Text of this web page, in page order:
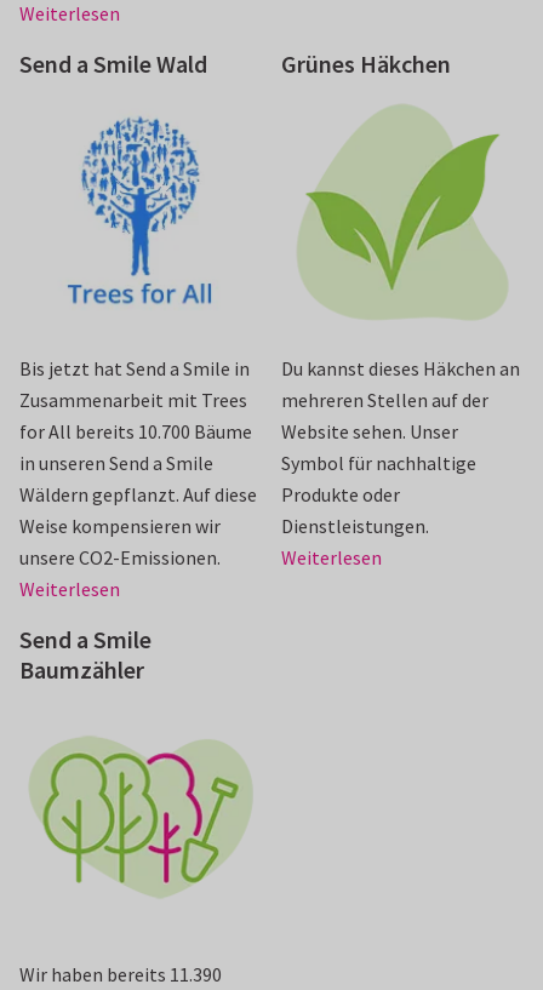
Weiterlesen
Send a Smile Wald
Bis jetzt hat Send a Smile in
Zusammenarbeit mit Trees
for All bereits 10.700 Bäume
in unseren Send a Smile
Wäldern gepflanzt. Auf diese
Weise kompensieren wir
unsere CO2-Emissionen.
Weiterlesen
Grünes Häkchen
Du kannst dieses Häkchen an
mehreren Stellen auf der
Website sehen. Unser
Symbol für nachhaltige
Produkte oder
Dienstleistungen.
Weiterlesen
Send a Smile
Baumzähler
Wir haben bereits 11.390